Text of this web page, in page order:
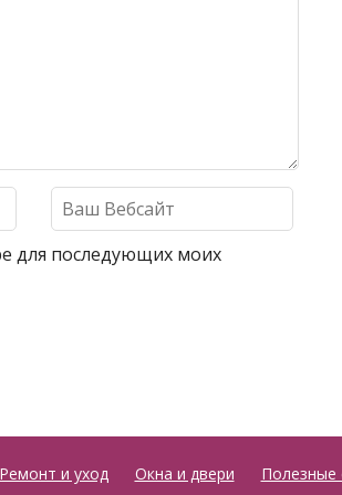
для последующих моих
Ремонт и уход Окна и двери Полезные